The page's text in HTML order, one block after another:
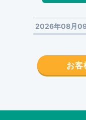
2026年08月
お客